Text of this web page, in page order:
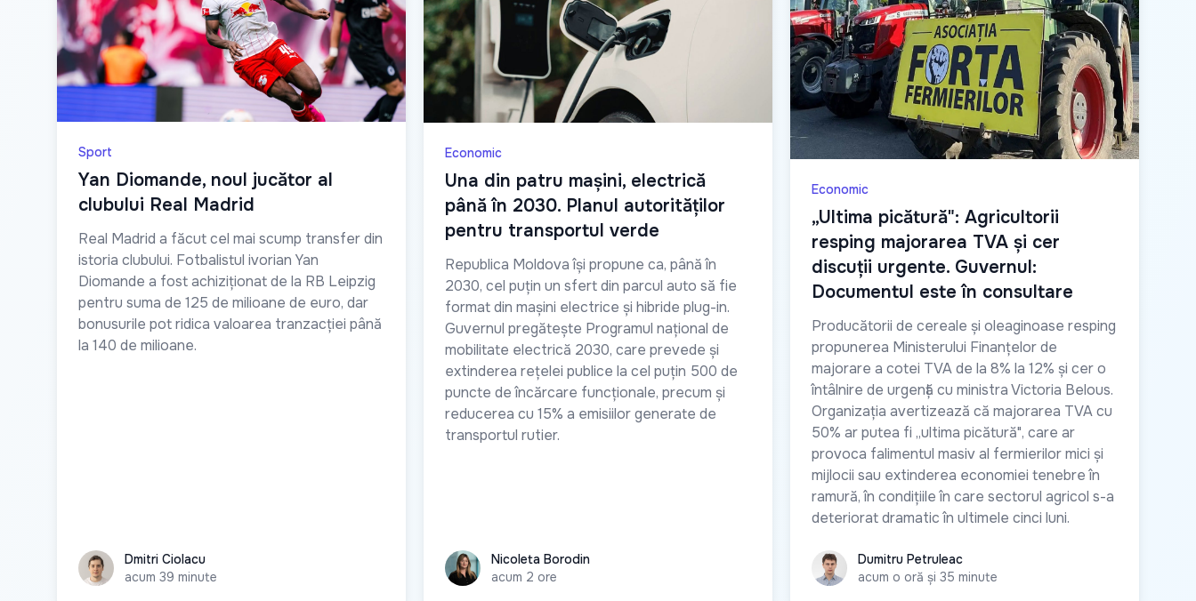
Sport
Yan Diomande, noul jucător al
clubului Real Madrid
Real Madrid a făcut cel mai scump transfer din
istoria clubului. Fotbalistul ivorian Yan
Diomande a fost achiziționat de la RB Leipzig
pentru suma de 125 de milioane de euro, dar
bonusurile pot ridica valoarea tranzacției până
la 140 de milioane.
Dmitri Ciolacu
Dmitri Ciolacu
acum 39 minute
Economic
Una din patru mașini, electrică
până în 2030. Planul autorităților
pentru transportul verde
Republica Moldova își propune ca, până în
2030, cel puțin un sfert din parcul auto să fie
format din mașini electrice și hibride plug-in.
Guvernul pregătește Programul național de
mobilitate electrică 2030, care prevede și
extinderea rețelei publice la cel puțin 500 de
puncte de încărcare funcționale, precum și
reducerea cu 15% a emisiilor generate de
transportul rutier.
Nicoleta Borodin
Nicoleta Borodin
acum 2 ore
Economic
„Ultima picătură": Agricultorii
resping majorarea TVA și cer
discuții urgente. Guvernul:
Documentul este în consultare
Producătorii de cereale și oleaginoase resping
propunerea Ministerului Finanțelor de
majorare a cotei TVA de la 8% la 12% și cer o
întâlnire de urgență cu ministra Victoria Belous.
Organizația avertizează că majorarea TVA cu
50% ar putea fi „ultima picătură", care ar
provoca falimentul masiv al fermierilor mici și
mijlocii sau extinderea economiei tenebre în
ramură, în condițiile în care sectorul agricol s-a
deteriorat dramatic în ultimele cinci luni.
Dumitru Petruleac
Dumitru Petruleac
acum o oră și 35 minute